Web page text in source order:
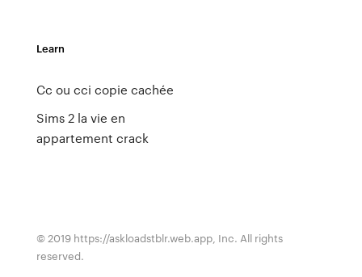
Learn
Cc ou cci copie cachée
Sims 2 la vie en
appartement crack
© 2019 https://askloadstblr.web.app, Inc. All rights
reserved.